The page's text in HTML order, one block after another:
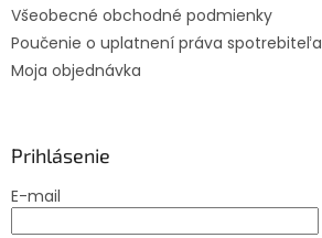
Všeobecné obchodné podmienky
Poučenie o uplatnení práva spotrebiteľa
Moja objednávka
Prihlásenie
E-mail